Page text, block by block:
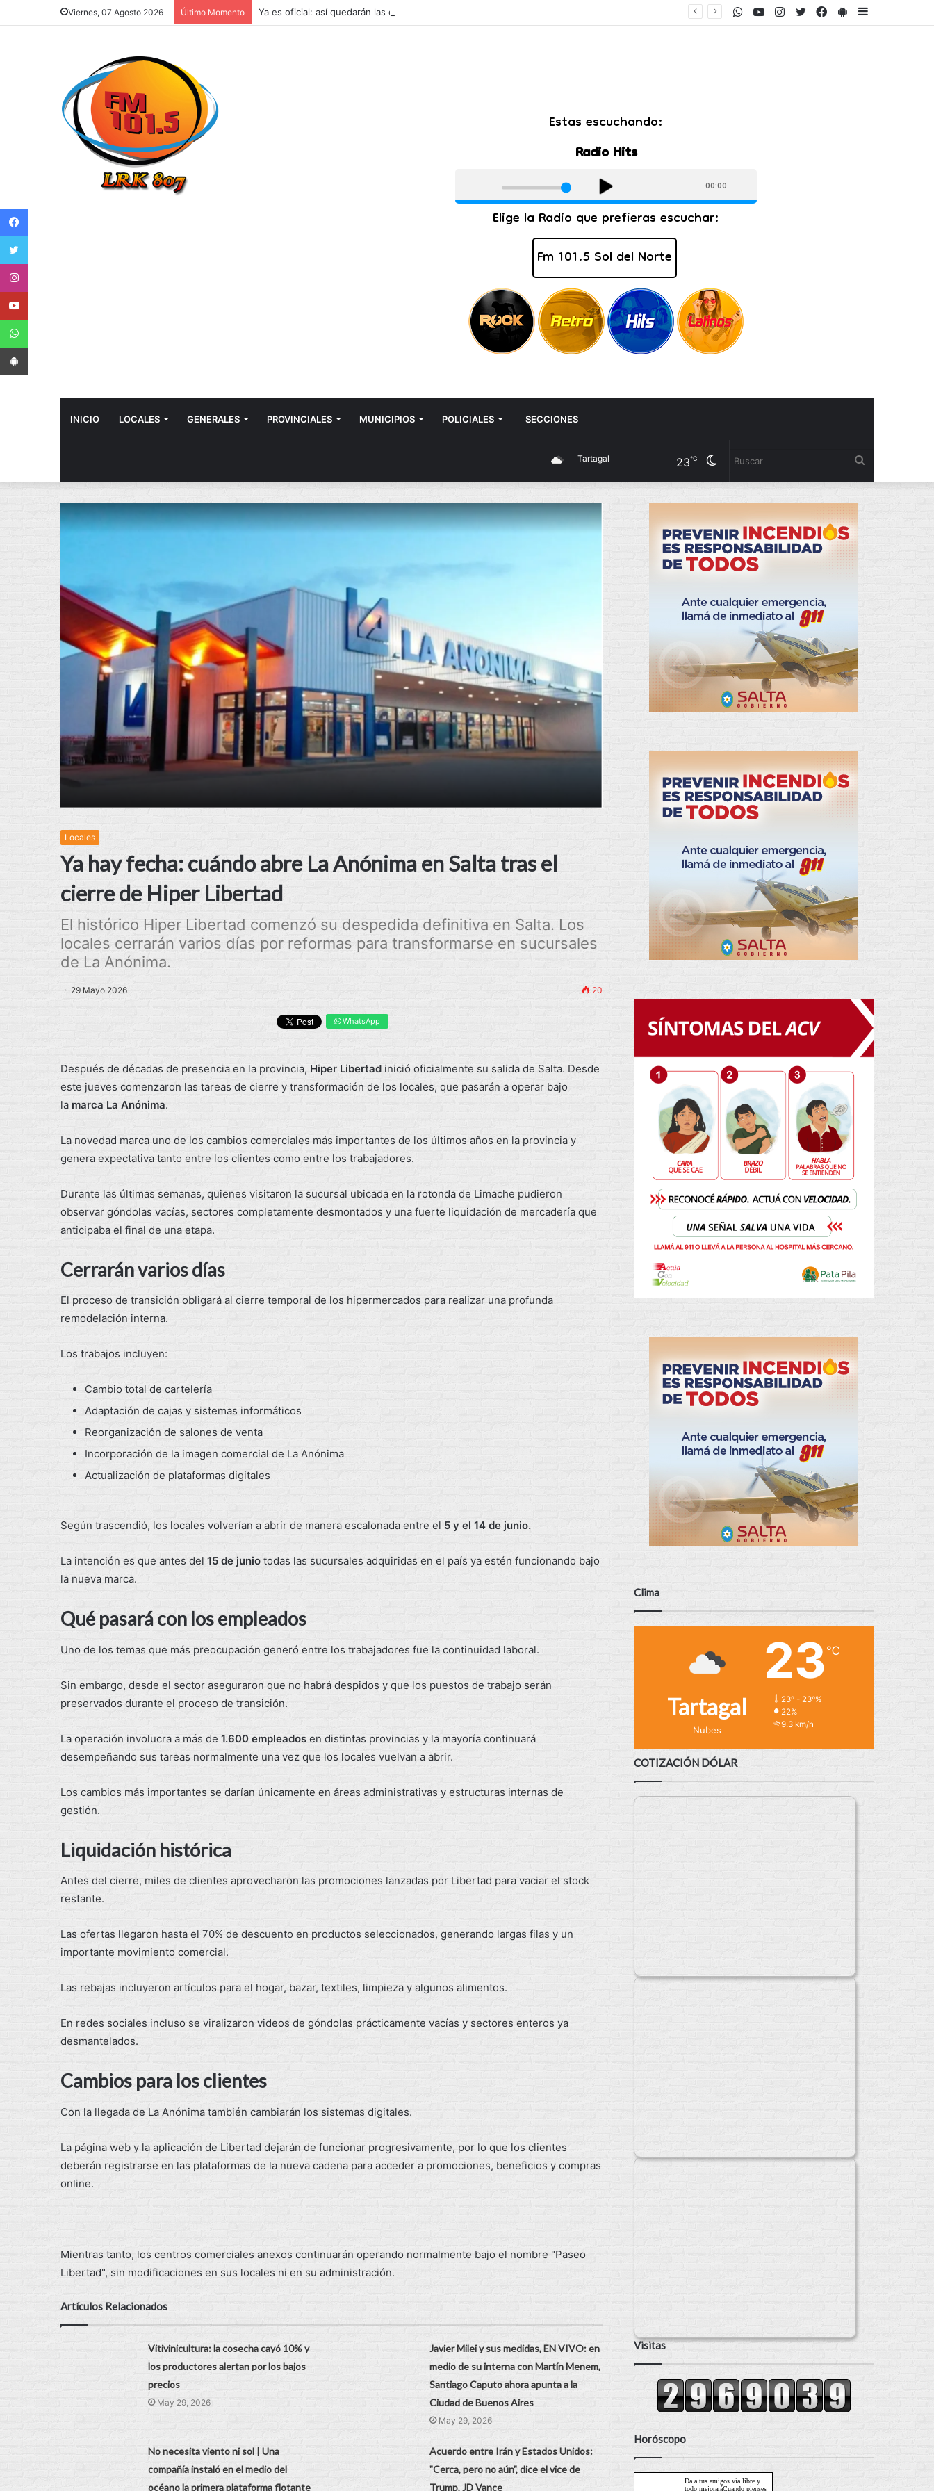
Viernes, 07 Agosto 2026 Último Momento Ya es oficial: así quedarán las cuotas de los colegios privados de Salta tras un aumento PlayStore
Facebook
Twitter
Instagram
Youtube
WhatsApp
INICIO LOCALES GENERALES PROVINCIALES MUNICIPIOS POLICIALES SECCIONES
Cambiar
modo
Tartagal 23℃
Locales
Ya hay fecha: cuándo abre La Anónima en Salta tras el
cierre de Hiper Libertad
El histórico Hiper Libertad comenzó su despedida definitiva en Salta. Los
locales cerrarán varios días por reformas para transformarse en sucursales
de La Anónima.
29 Mayo 2026 20
WhatsApp
Después de décadas de presencia en la provincia, Hiper Libertad inició oficialmente su salida de Salta. Desde
este jueves comenzaron las tareas de cierre y transformación de los locales, que pasarán a operar bajo
la marca La Anónima.
La novedad marca uno de los cambios comerciales más importantes de los últimos años en la provincia y
genera expectativa tanto entre los clientes como entre los trabajadores.
Durante las últimas semanas, quienes visitaron la sucursal ubicada en la rotonda de Limache pudieron
observar góndolas vacías, sectores completamente desmontados y una fuerte liquidación de mercadería que
anticipaba el final de una etapa.
Cerrarán varios días
El proceso de transición obligará al cierre temporal de los hipermercados para realizar una profunda
remodelación interna.
Los trabajos incluyen:
Cambio total de cartelería
Adaptación de cajas y sistemas informáticos
Reorganización de salones de venta
Incorporación de la imagen comercial de La Anónima
Actualización de plataformas digitales
Según trascendió, los locales volverían a abrir de manera escalonada entre el 5 y el 14 de junio.
La intención es que antes del 15 de junio todas las sucursales adquiridas en el país ya estén funcionando bajo
la nueva marca.
Qué pasará con los empleados
Uno de los temas que más preocupación generó entre los trabajadores fue la continuidad laboral.
Sin embargo, desde el sector aseguraron que no habrá despidos y que los puestos de trabajo serán
preservados durante el proceso de transición.
La operación involucra a más de 1.600 empleados en distintas provincias y la mayoría continuará
desempeñando sus tareas normalmente una vez que los locales vuelvan a abrir.
Los cambios más importantes se darían únicamente en áreas administrativas y estructuras internas de
gestión.
Liquidación histórica
Antes del cierre, miles de clientes aprovecharon las promociones lanzadas por Libertad para vaciar el stock
restante.
Las ofertas llegaron hasta el 70% de descuento en productos seleccionados, generando largas filas y un
importante movimiento comercial.
Las rebajas incluyeron artículos para el hogar, bazar, textiles, limpieza y algunos alimentos.
En redes sociales incluso se viralizaron videos de góndolas prácticamente vacías y sectores enteros ya
desmantelados.
Cambios para los clientes
Con la llegada de La Anónima también cambiarán los sistemas digitales.
La página web y la aplicación de Libertad dejarán de funcionar progresivamente, por lo que los clientes
deberán registrarse en las plataformas de la nueva cadena para acceder a promociones, beneficios y compras
online.
Mientras tanto, los centros comerciales anexos continuarán operando normalmente bajo el nombre "Paseo
Libertad", sin modificaciones en sus locales ni en su administración.
Artículos Relacionados
Vitivinicultura: la cosecha cayó 10% y
los productores alertan por los bajos
precios
May 29, 2026
Javier Milei y sus medidas, EN VIVO: en
medio de su interna con Martín Menem,
Santiago Caputo ahora apunta a la
Ciudad de Buenos Aires
May 29, 2026
No necesita viento ni sol | Una
compañía instaló en el medio del
océano la primera plataforma flotante
Acuerdo entre Irán y Estados Unidos:
"Cerca, pero no aún", dice el vice de
Trump, JD Vance
Clima
Tartagal
Nubes
23 ℃
23º - 23º%
22%
9.3 km/h
COTIZACIÓN DÓLAR
Visitas
Horóscopo